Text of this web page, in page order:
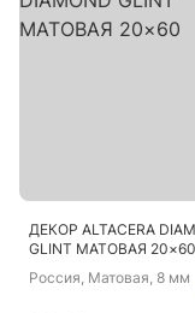
ДЕКОР ALTACERA
GLINT МАТОВАЯ 20×60
Россия, Матовая, 8 мм